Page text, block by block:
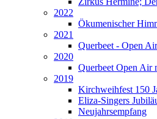
2022
Ökumenischer
2021
Querbeet - Open
2020
Querbeet Open Air
2019
Kirchweihfest 150
Eliza-Singers
Neujahrsempfang